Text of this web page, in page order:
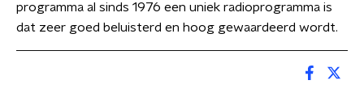
programma al sinds 1976 een uniek radioprogramma is
dat zeer goed beluisterd en hoog gewaardeerd wordt.